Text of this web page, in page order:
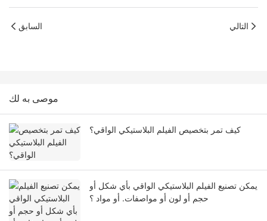
السابق التالي
موصى به لك
كيف تمر بتخصيص الفيلم البلاستيكي الواقي؟
يمكن تصنيع الفيلم البلاستيكي الواقي بأي شكل أو
حجم أو لون أو مواصفات. أو مواد ؟